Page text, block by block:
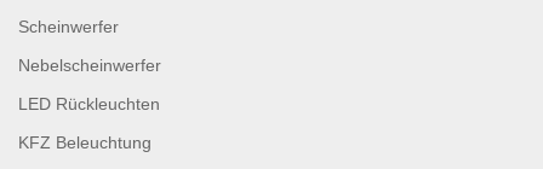
Scheinwerfer
Nebelscheinwerfer
LED Rückleuchten
KFZ Beleuchtung